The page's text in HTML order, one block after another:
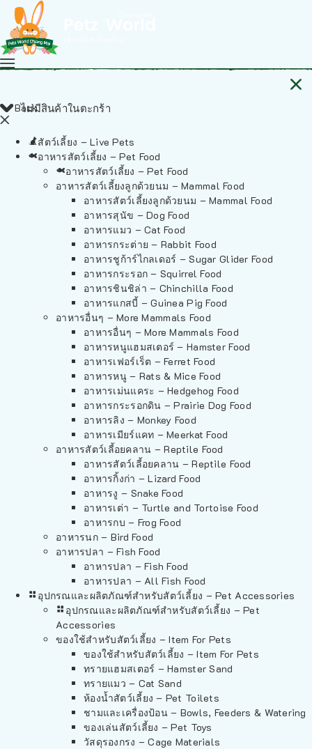
ไม่มีสินค้าในตะกร้า
Back
สัตว์เลี้ยง – Live Pets
อาหารสัตว์เลี้ยง – Pet Food
อาหารสัตว์เลี้ยง – Pet Food
อาหารสัตว์เลี้ยงลูกด้วยนม – Mammal Food
อาหารสัตว์เลี้ยงลูกด้วยนม – Mammal Food
อาหารสุนัข – Dog Food
อาหารแมว – Cat Food
อาหารกระต่าย – Rabbit Food
อาหารชูก้าร์ไกลเดอร์ – Sugar Glider Food
อาหารกระรอก – Squirrel Food
อาหารชินชิล่า – Chinchilla Food
อาหารแกสบี้ – Guinea Pig Food
อาหารอื่นๆ – More Mammals Food
อาหารอื่นๆ – More Mammals Food
อาหารหนูแฮมสเตอร์ – Hamster Food
อาหารเฟอร์เร็ต – Ferret Food
อาหารหนู – Rats & Mice Food
อาหารเม่นแคระ – Hedgehog Food
อาหารกระรอกดิน – Prairie Dog Food
อาหารลิง – Monkey Food
อาหารเมียร์แคท – Meerkat Food
อาหารสัตว์เลี้อยคลาน – Reptile Food
อาหารสัตว์เลี้อยคลาน – Reptile Food
อาหารกิ้งก่า – Lizard Food
อาหารงู – Snake Food
อาหารเต่า – Turtle and Tortoise Food
อาหารกบ – Frog Food
อาหารนก – Bird Food
อาหารปลา – Fish Food
อาหารปลา – Fish Food
อาหารปลา – All Fish Food
อุปกรณและผลิตภัณฑ์สำหรับสัตว์เลี้ยง – Pet Accessories
อุปกรณและผลิตภัณฑ์สำหรับสัตว์เลี้ยง – Pet
Accessories
ของใช้สำหรับสัตว์เลี้ยง – Item For Pets
ของใช้สำหรับสัตว์เลี้ยง – Item For Pets
ทรายแฮมสเตอร์ – Hamster Sand
ทรายแมว – Cat Sand
ห้องน้ำสัตว์เลี้ยง – Pet Toilets
ชามและเครื่องป้อน – Bowls, Feeders & Watering
ของเล่นสัตว์เลี้ยง – Pet Toys
วัสดุรองกรง – Cage Materials